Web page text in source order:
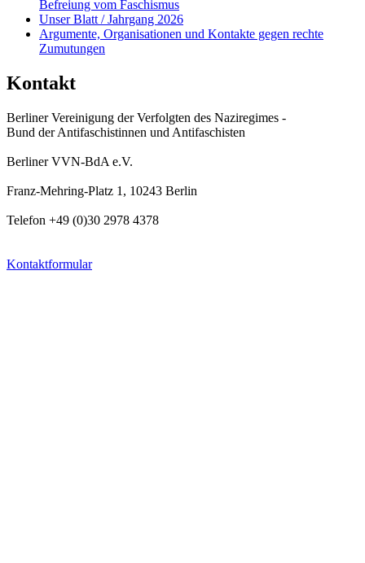
Befreiung vom Faschismus
Unser Blatt / Jahrgang 2026
Argumente, Organisationen und Kontakte gegen rechte
Zumutungen
Kontakt
Berliner Vereinigung der Verfolgten des Naziregimes -
Bund der Antifaschistinnen und Antifaschisten
Berliner VVN-BdA e.V.
Franz-Mehring-Platz 1, 10243 Berlin
Telefon +49 (0)30 2978 4378
Kontaktformular